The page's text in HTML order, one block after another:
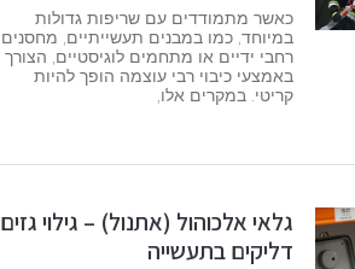
כאשר מתמודדים עם שריפות גדולות
במיוחד, כמו במבנים תעשייתיים, מחסנים
רחבי ידיים או מתחמים לוגיסטיים, הצורך
באמצעי כיבוי רבי עוצמה הופך להיות
קריטי. במקרים אלו,
גלאי אלכוהול (אתנול) – גילוי גזים
דליקים בתעשייה